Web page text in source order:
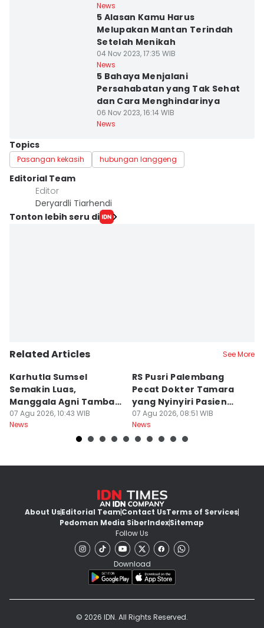
News
5 Alasan Kamu Harus
Melupakan Mantan Terindah
Setelah Menikah
04 Nov 2023, 17:35 WIB
News
5 Bahaya Menjalani
Persahabatan yang Tak Sehat
dan Cara Menghindarinya
06 Nov 2023, 16:14 WIB
News
Topics
Pasangan kekasih hubungan langgeng
Editorial Team
Editor
Deryardli Tiarhendi
Tonton lebih seru di
Related Articles See More
Karhutla Sumsel
Semakin Luas,
Manggala Agni Tambah
Regu Pemadam
07 Agu 2026, 10:43 WIB
News
RS Pusri Palembang
Pecat Dokter Tamara
yang Nyinyiri Pasien
Yurizal
07 Agu 2026, 08:51 WIB
News
About UsEditorial TeamContact UsTerms of Services
Pedoman Media SiberIndexSitemap
Follow Us
Download
© 2026 IDN. All Rights Reserved.